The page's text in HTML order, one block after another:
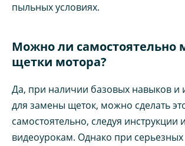
пыльных условиях.
Можно ли самостоятельно
щетки мотора?
Да, при наличии базовых навыков и
для замены щеток, можно сделать
самостоятельно, следуя инструкции
видеоурокам. Однако при серьезных